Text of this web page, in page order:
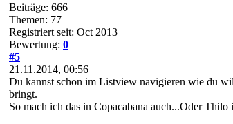
Beiträge: 666
Themen: 77
Registriert seit: Oct 2013
Bewertung: 0
#5
21.11.2014, 00:56
Du kannst schon im Listview navigieren wie du
bringt.
So mach ich das in Copacabana auch...Oder